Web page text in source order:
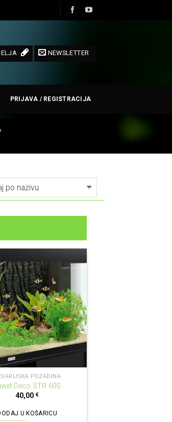
NEWSLETTER
PRIJAVA / REGISTRACIJA
POZADINA
Deco STR 600
40,00€
U KOŠARICU